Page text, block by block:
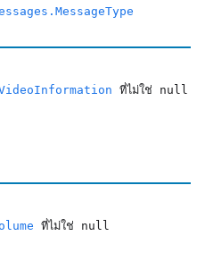
ที่ไม่ใช่ null
ที่ไม่ใช่ null